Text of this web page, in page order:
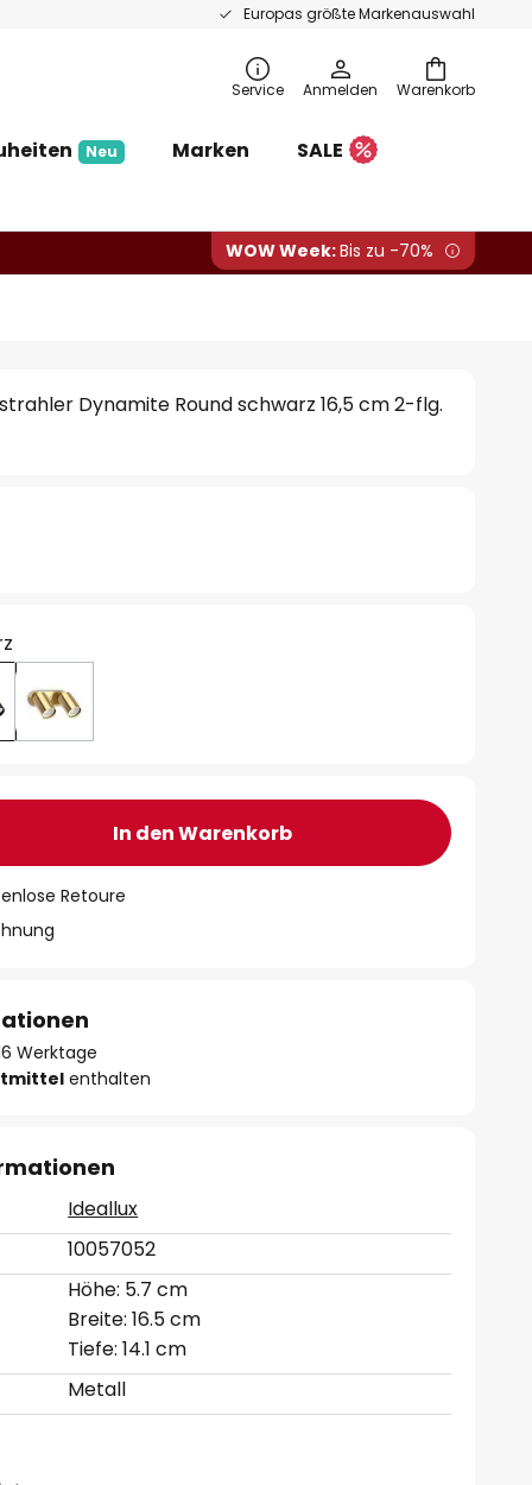
Europas größte Markenauswahl
Warenkorb
Service Anmelden
Neu Marken SALE
WOW Week:Bis zu -70%
Dynamite Round schwarz 16,5 cm 2-flg.
In den Warenkorb
Retoure
Werktage
enthalten
Ideallux
10057052
Höhe: 5.7 cm
Breite: 16.5 cm
Tiefe: 14.1 cm
Metall